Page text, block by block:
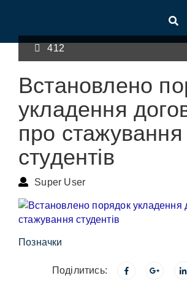
412
Встановлено
укладення
про стажування
студентів
Super User
Позначки
Поділитись: